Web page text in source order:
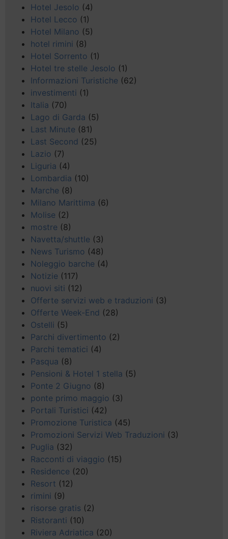
Hotel Jesolo (4)
Hotel Lecco (1)
Hotel Milano (5)
hotel rimini (8)
Hotel Sorrento (1)
Hotel tre stelle Jesolo (1)
Informazioni Turistiche (62)
investimenti (1)
Italia (70)
Lago di Garda (5)
Last Minute (81)
Last Second (25)
Lazio (7)
Liguria (4)
Lombardia (10)
Marche (8)
Milano Marittima (6)
Molise (2)
mostre (8)
Navetta/shuttle (3)
News Turismo (48)
Noleggio barche (4)
Notizie (117)
nuovi siti (12)
Offerte servizi web e traduzioni (3)
Offerte Week-End (28)
Ostelli (5)
Parchi divertimento (2)
Parchi tematici (4)
Pasqua (8)
Pensioni & Hotel 1 stella (5)
Ponte 2 Giugno (8)
ponte primo maggio (3)
Portali Turistici (42)
Promozione Turistica (45)
Promozioni Servizi Web Traduzioni (3)
Puglia (32)
Racconti di viaggio (15)
Residence (20)
Resort (12)
rimini (9)
risorse gratis (2)
Ristoranti (10)
Riviera Adriatica (20)